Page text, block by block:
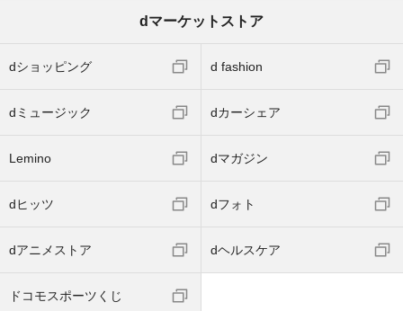
dマーケットストア
dショッピング d fashion
dミュージック dカーシェア
Lemino dマガジン
dヒッツ dフォト
dアニメストア dヘルスケア
ドコモスポーツくじ